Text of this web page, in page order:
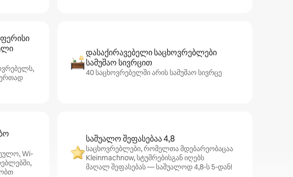
დასაქირავებელი საცხოვრებლები
სამუშაო სივრცით
40 საცხოვრებელში არის სამუშაო სივრცე
Wi-
საშუალო შეფასებაა 4,8
საცხოვრებლები, რომელთა მდებარეობაცაა
Kleinmachnow, სტუმრებისგან იღებს
მაღალ შეფასებას — საშუალოდ 4,8‑ს 5‑დან!